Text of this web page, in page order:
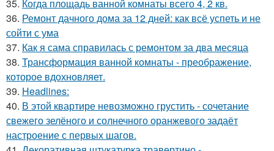
35. Когда площадь ванной комнаты всего 4, 2 кв.
36. Ремонт дачного дома за 12 дней: как всё успеть и не
сойти с ума
37. Как я сама справилась с ремонтом за два месяца
38. Трансформация ванной комнаты - преображение,
которое вдохновляет.
39. Headlines:
40. В этой квартире невозможно грустить - сочетание
свежего зелёного и солнечного оранжевого задаёт
настроение с первых шагов.